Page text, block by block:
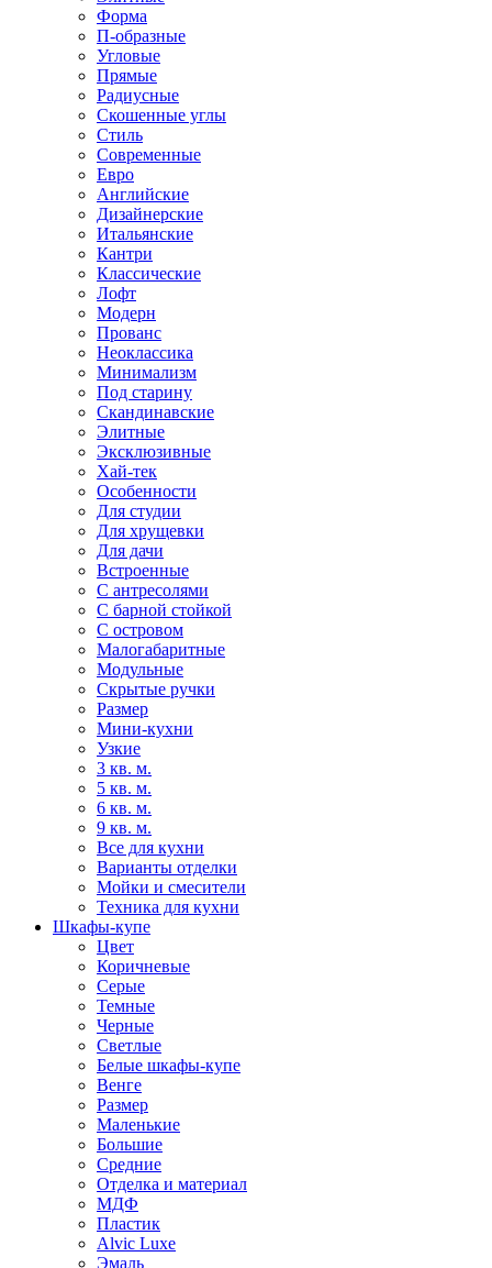
Форма
П-образные
Угловые
Прямые
Радиусные
Скошенные углы
Стиль
Современные
Евро
Английские
Дизайнерские
Итальянские
Кантри
Классические
Лофт
Модерн
Прованс
Неоклассика
Минимализм
Под старину
Скандинавские
Элитные
Эксклюзивные
Хай-тек
Особенности
Для студии
Для хрущевки
Для дачи
Встроенные
С антресолями
С барной стойкой
С островом
Малогабаритные
Модульные
Скрытые ручки
Размер
Мини-кухни
Узкие
3 кв. м.
5 кв. м.
6 кв. м.
9 кв. м.
Все для кухни
Варианты отделки
Мойки и смесители
Техника для кухни
Шкафы-купе
Цвет
Коричневые
Серые
Темные
Черные
Светлые
Белые шкафы-купе
Венге
Размер
Маленькие
Большие
Средние
Отделка и материал
МДФ
Пластик
Alvic Luxe
Эмаль